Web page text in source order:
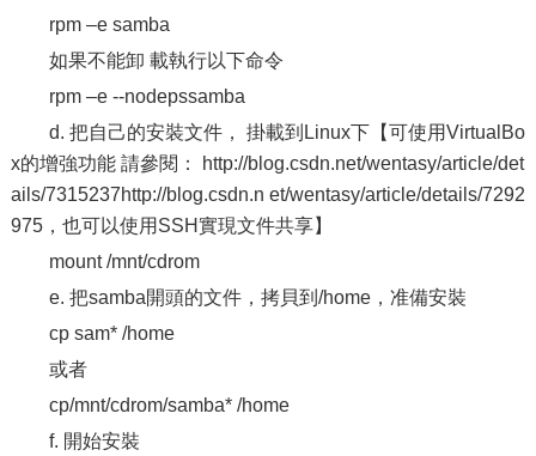
rpm –e samba
如果不能卸 載執行以下命令
rpm –e --nodepssamba
d. 把自己的安裝文件， 掛載到Linux下【可使用VirtualBo
x的增強功能 請參閱： http://blog.csdn.net/wentasy/article/det
ails/7315237http://blog.csdn.n et/wentasy/article/details/7292
975，也可以使用SSH實現文件共享】
mount /mnt/cdrom
e. 把samba開頭的文件，拷貝到/home，准備安裝
cp sam* /home
或者
cp/mnt/cdrom/samba* /home
f. 開始安裝